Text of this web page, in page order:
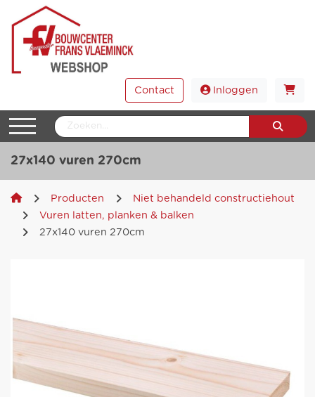
Contact Inloggen
27x140 vuren 270cm
Producten
Niet behandeld constructiehout
Vuren latten, planken & balken
27x140 vuren 270cm